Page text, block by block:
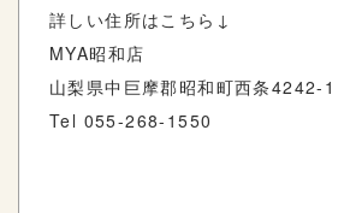
詳しい住所はこちら↓
MYA昭和店
山梨県中巨摩郡昭和町西条4242-1
Tel 055-268-1550